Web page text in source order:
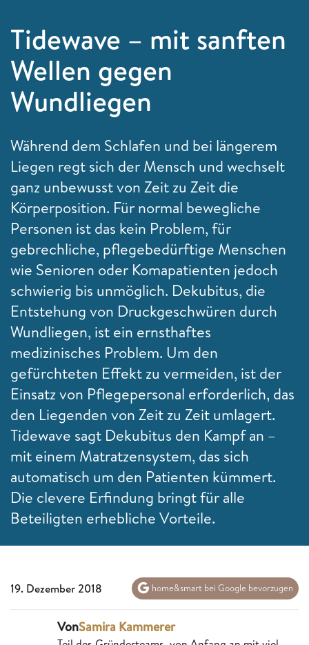
Tidewave – mit sanften
Wellen gegen
Wundliegen
Während dem Schlafen und bei längerem
Liegen regt sich der Mensch und wechselt
ganz unbewusst von Zeit zu Zeit die
Körperposition. Für normal bewegliche
Personen ist das kein Problem, für
gebrechliche, pflegebedürftige Menschen
wie Senioren oder Komapatienten jedoch
schwierig bis unmöglich. Dekubitus, die
Entstehung von Druckgeschwüren durch
Wundliegen, ist ein ernsthaftes
medizinisches Problem. Um den
gefürchteten Effekt zu vermeiden, ist der
Einsatz von Pflegepersonal erforderlich, das
den Liegenden von Zeit zu Zeit umlagert.
Tidewave sagt Dekubitus den Kampf an –
mit einem Matratzensystem, das sich
automatisch um den Patienten kümmert.
Die clevere Erfindung bringt für alle
Beteiligten erhebliche Vorteile.
19. Dezember 2018 home&smart bei Google bevorzugen
VonSamira Kammerer